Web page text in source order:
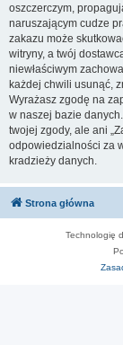
oszczerczym,
naruszającym cudze
zakazu może
witryny, a twój
niewłaściwym
każdej chwili usunąć,
Wyrażasz zgodę na
w naszej bazie
twojej zgody, ale ani
odpowiedzialności za
kradzieży danych.
Strona główna
Technologię